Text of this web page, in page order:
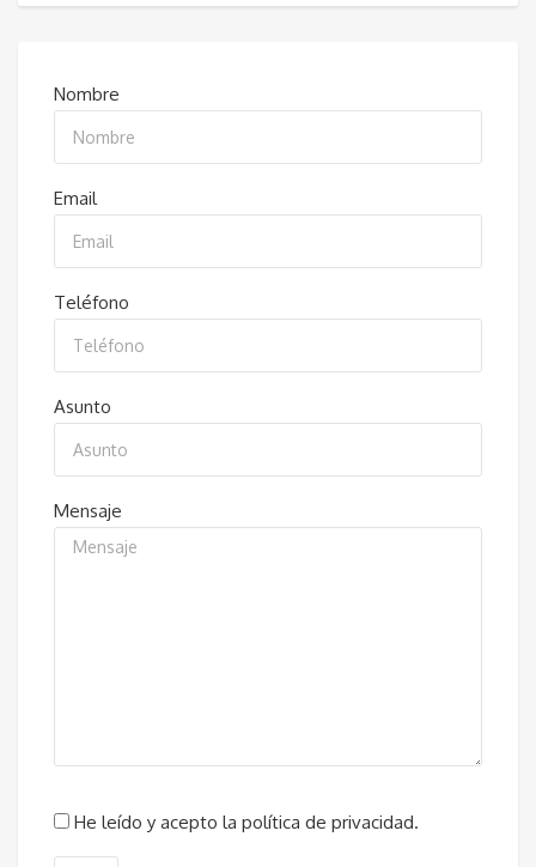
Nombre
Email
Teléfono
Asunto
Mensaje
He leído y acepto la política de privacidad.